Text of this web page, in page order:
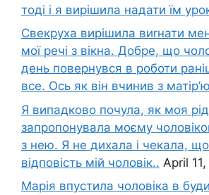
тоді і я вирішила надати їм
Свекруха вирішила виrнати
мої речі з вікна. Добре, що
день повернувся в роботи
все. Ось як він вчинив з
Я випадково почула, як моя
запропонувала моєму
з нею. Я не дихала і чекала,
відповість мій чоловік.. April
Марія впустила чоловіка в